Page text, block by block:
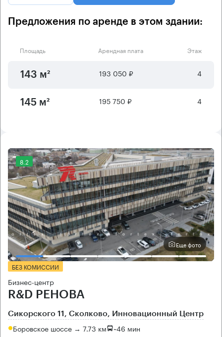
Предложения по аренде в этом здании:
Площадь Арендная плата Этаж
143 м² 193 050 ₽ 4
145 м² 195 750 ₽ 4
8.2
Еще фото
БЕЗ КОМИССИИ
Бизнес-центр
R&D РЕНОВА
Сикорского 11, Сколково, Инновационный Центр
Боровское шоссе → 7.73 км ~46 мин